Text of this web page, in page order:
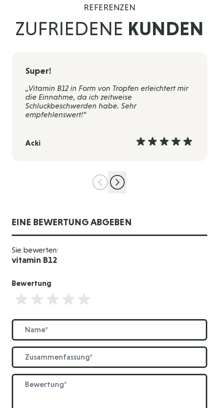
REFERENZEN
ZUFRIEDENE KUNDEN
Super!
„Vitamin B12 in Form von Tropfen erleichtert mir
die Einnahme, da ich zeitweise
Schluckbeschwerden habe. Sehr
empfehlenswert!“
Acki
EINE BEWERTUNG ABGEBEN
Sie bewerten:
vitamin B12
Bewertung
Bewertung
Name
Zusammenfassung
Bewertung